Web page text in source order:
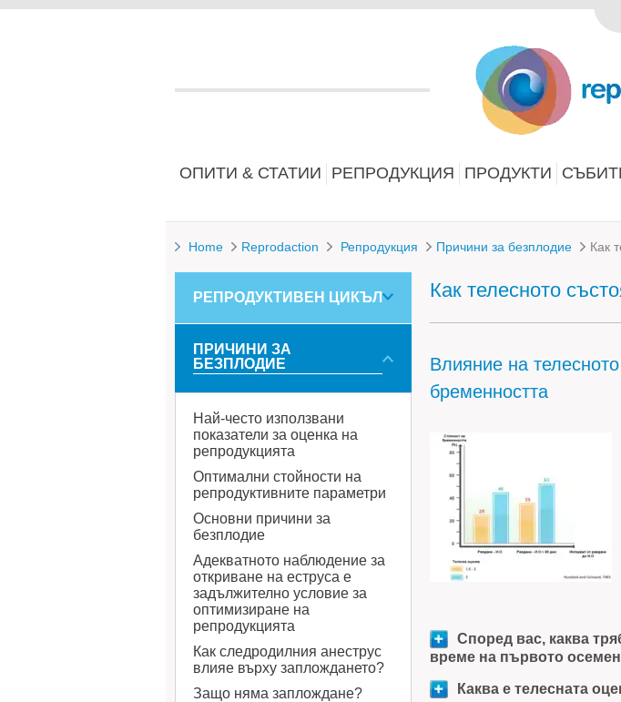
ОПИТИ & СТАТИИ РЕПРОДУКЦИЯ ПРОДУКТИ
Home Reprodaction Репродукция Причини за безплодие Как
РЕПРОДУКТИВЕН ЦИКЪЛ
ПРИЧИНИ ЗА
БЕЗПЛОДИЕ
Най-често използвани
показатели за оценка на
репродукцията
Оптимални стойности на
репродуктивните параметри
Основни причини за
безплодие
Адекватното наблюдение за
откриване на еструса е
задължително условие за
оптимизиране на
репродукцията
Как следродилния анеструс
влияе върху заплождането?
Защо няма заплождане?
Как телесното
Влияние на
бременността
Според вас, каква
време на първото
Каква е телесната